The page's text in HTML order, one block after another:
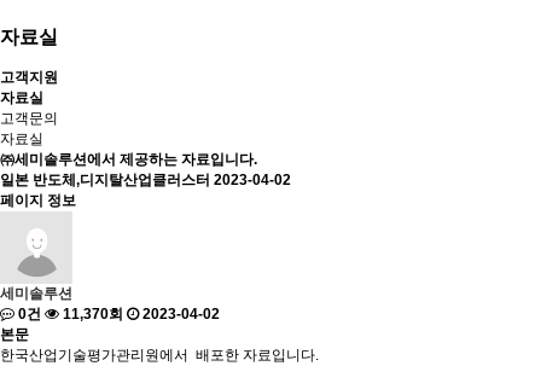
자료실
고객지원
자료실
고객문의
자료실
㈜세미솔루션에서 제공하는 자료입니다.
일본 반도체,디지탈산업클러스터 2023-04-02
페이지 정보
세미솔루션
0건
11,370회
2023-04-02
본문
한국산업기술평가관리원에서 배포한 자료입니다.